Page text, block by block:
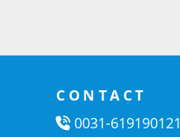
CONTACT
0031-619190121